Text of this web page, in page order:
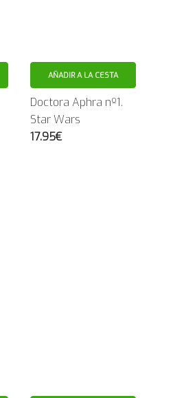
AÑADIR A LA CESTA
Doctora Aphra nº1.
Star Wars
17.95€